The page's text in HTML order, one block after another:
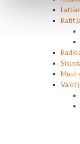
Ratit
Muut
Valot